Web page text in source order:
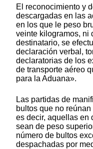
El reconocimiento y
descargadas en las
en los que le peso
veinte kilogramos, ni
destinatario, se
declaración verbal,
declaratorias de los
de transporte aéreo
para la Aduana».
Las partidas de
bultos que no
es decir, aquellas en
sean de peso
número de bultos
despachadas por